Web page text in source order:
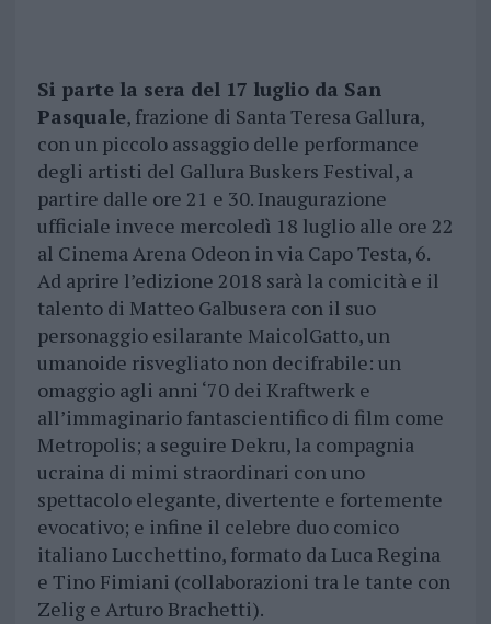
Si parte la sera del 17 luglio da San
Pasquale, frazione di Santa Teresa Gallura,
con un piccolo assaggio delle performance
degli artisti del Gallura Buskers Festival, a
partire dalle ore 21 e 30. Inaugurazione
ufficiale invece mercoledì 18 luglio alle ore 22
al Cinema Arena Odeon in via Capo Testa, 6.
Ad aprire l’edizione 2018 sarà la comicità e il
talento di Matteo Galbusera con il suo
personaggio esilarante MaicolGatto, un
umanoide risvegliato non decifrabile: un
omaggio agli anni ‘70 dei Kraftwerk e
all’immaginario fantascientifico di film come
Metropolis; a seguire Dekru, la compagnia
ucraina di mimi straordinari con uno
spettacolo elegante, divertente e fortemente
evocativo; e infine il celebre duo comico
italiano Lucchettino, formato da Luca Regina
e Tino Fimiani (collaborazioni tra le tante con
Zelig e Arturo Brachetti).